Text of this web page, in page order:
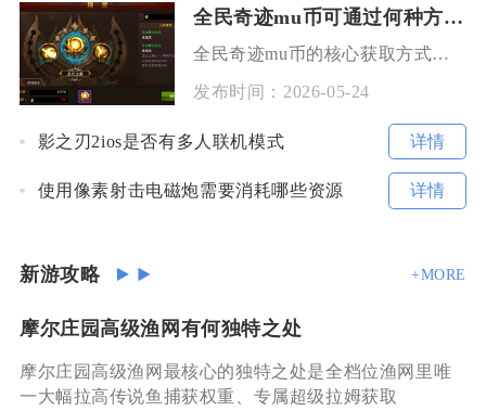
全民奇迹mu币可通过何种方式取得
全民奇迹mu币的核心获取方式分为任务产出、副本掉落、交易流通三大类，结合日常玩法与深度玩法
发布时间： 2026-05-24
影之刃2ios是否有多人联机模式 详情
使用像素射击电磁炮需要消耗哪些资源 详情
新游攻略 +MORE
摩尔庄园高级渔网有何独特之处
摩尔庄园高级渔网最核心的独特之处是全档位渔网里唯
一大幅拉高传说鱼捕获权重、专属超级拉姆获取